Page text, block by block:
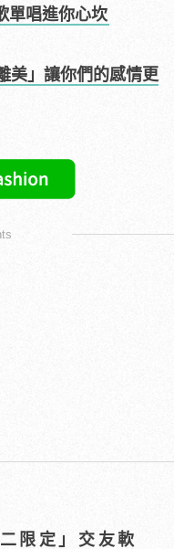
單唱進你心坎
美」讓你們的感情更
限定」交友軟